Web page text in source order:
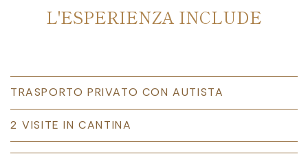
L'ESPERIENZA INCLUDE
TRASPORTO PRIVATO CON AUTISTA
2 VISITE IN CANTINA